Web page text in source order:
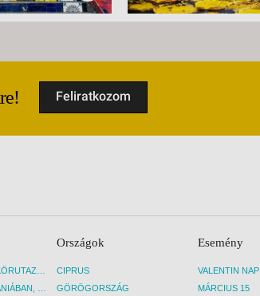
Feliratkozom
Országok
CIPRUS
GÖRÖGORSZÁG
Esemény
VALENTIN NAP
MÁRCIUS 15